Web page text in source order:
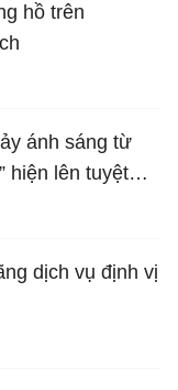
hồ trên
ánh sáng từ
hiện lên tuyệt
thiên văn
dịch vụ định vị